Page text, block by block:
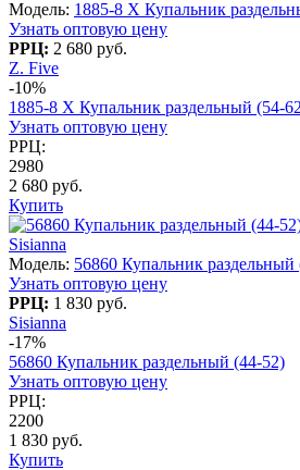
Модель: 1885-8 X Купальник
Узнать оптовую цену
РРЦ: 2 680 руб.
Z. Five
-10%
1885-8 X Купальник раздельный (54-
Узнать оптовую цену
РРЦ:
2980
2 680 руб.
Купить
Sisianna
Модель: 56860 Купальник раздельный
Узнать оптовую цену
РРЦ: 1 830 руб.
Sisianna
-17%
56860 Купальник раздельный (44-52)
Узнать оптовую цену
РРЦ:
2200
1 830 руб.
Купить